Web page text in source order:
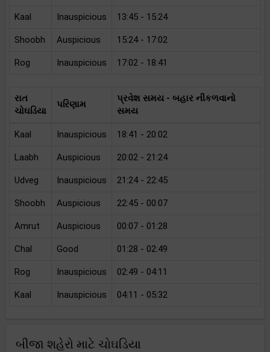
Kaal Inauspicious 13:45 - 15:24
Shoobh Auspicious 15:24 - 17:02
Rog Inauspicious 17:02 - 18:41
રાત
ચોઘડિયા
પરિણામ
પ્રવેશ સમય - બહાર નીકળવાનો
સમય
Kaal Inauspicious 18:41 - 20:02
Laabh Auspicious 20:02 - 21:24
Udveg Inauspicious 21:24 - 22:45
Shoobh Auspicious 22:45 - 00:07
Amrut Auspicious 00:07 - 01:28
Chal Good 01:28 - 02:49
Rog Inauspicious 02:49 - 04:11
Kaal Inauspicious 04:11 - 05:32
બીજા શહેરો માટે ચોઘડિયા